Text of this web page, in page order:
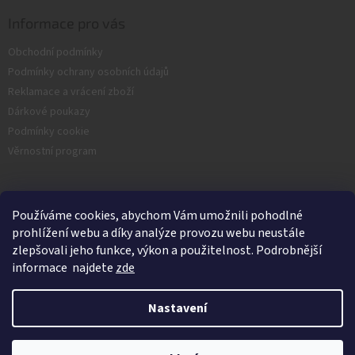
Používáme cookies, abychom Vám umožnili pohodlné
prohlížení webu a díky analýze provozu webu neustále
zlepšovali jeho funkce, výkon a použitelnost. Podrobnější
informace najdete zde
Nastavení
Obchodní podmínky
Podmínky ochrany osobních údajů
Reklamace a vrácení zboží
Dárkové poukazy
Podmínky cookie
Věrnostní program
Facebook
Vytvořil Shoptet